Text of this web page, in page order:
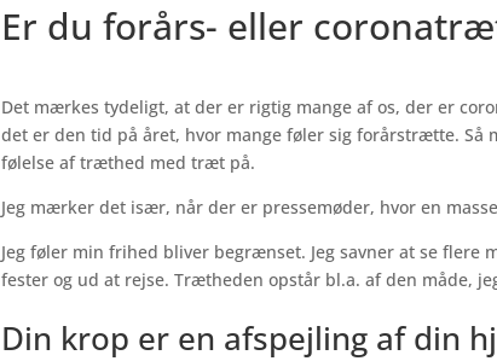
Er du forårs- eller
Det mærkes tydeligt, at der er rigtig mange af os, der er
det er den tid på året, hvor mange føler sig forårstrætte. Så
følelse af træthed med træt på.
Jeg mærker det især, når der er pressemøder, hvor en
Jeg føler min frihed bliver begrænset. Jeg savner at se flere
fester og ud at rejse. Trætheden opstår bl.a. af den måde,
Din krop er en afspejling af din